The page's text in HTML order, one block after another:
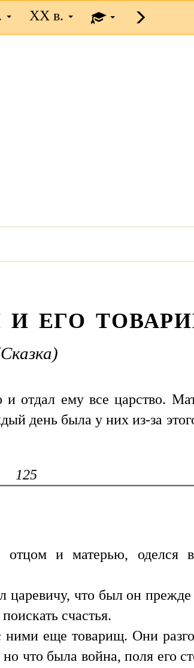
XX в.
ЕГО
отдал ему все царство.
день была у них из-за
125
и матерью, оделся
что был он прежде
счастья.
еще товарищ. Они
что была война, поля его